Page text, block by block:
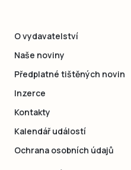
O vydavatelství
Naše noviny
Předplatné tištěných novin
Inzerce
Kontakty
Kalendář událostí
Ochrana osobních údajů